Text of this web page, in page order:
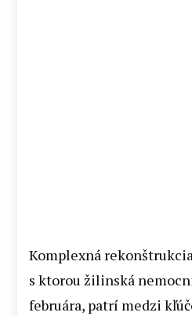
Komplexná
s ktorou žilinská
februára, patrí medzi